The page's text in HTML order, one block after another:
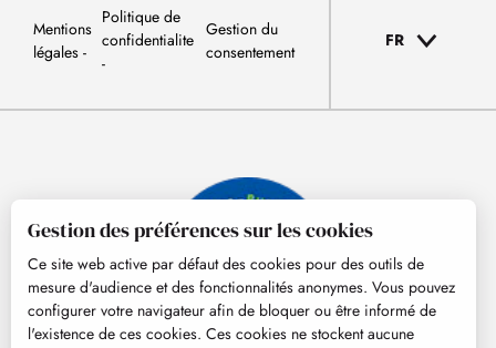
Mentions
légales
Politique de
confidentialite
Gestion du
consentement
FR
Gestion des préférences sur les cookies
Ce site web active par défaut des cookies pour des outils de
mesure d'audience et des fonctionnalités anonymes. Vous pouvez
configurer votre navigateur afin de bloquer ou être informé de
l'existence de ces cookies. Ces cookies ne stockent aucune